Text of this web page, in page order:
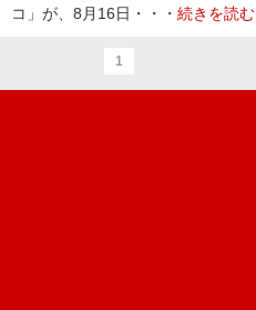
コ」が、8月16日・・・ 続きを読む
1